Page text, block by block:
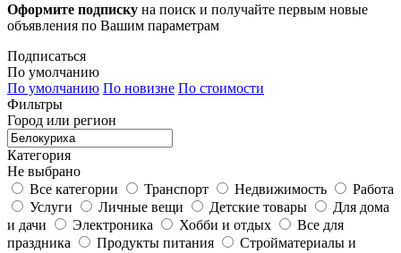
Оформите подписку на поиск и получайте первым новые
объявления по Вашим параметрам
Подписаться
По умолчанию
По умолчанию По новизне По стоимости
Фильтры
Город или регион
Категория
Не выбрано
Все категории
Транспорт Недвижимость
Работа
Услуги
Личные вещи Детские товары
Для дома
и дачи
Электроника Хобби и отдых
Все для
праздника
Продукты питания
Стройматериалы и